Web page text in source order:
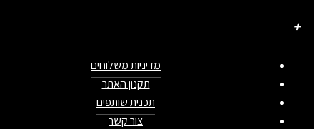
מדיניות משלוחים
תקנון האתר
תכנית שותפים
צור קשר